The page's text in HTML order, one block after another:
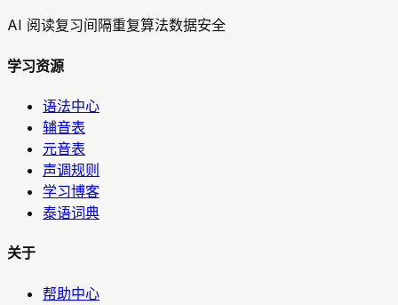
AI 阅读复习间隔重复算法数据安全
学习资源
语法中心
辅音表
元音表
声调规则
学习博客
泰语词典
关于
帮助中心